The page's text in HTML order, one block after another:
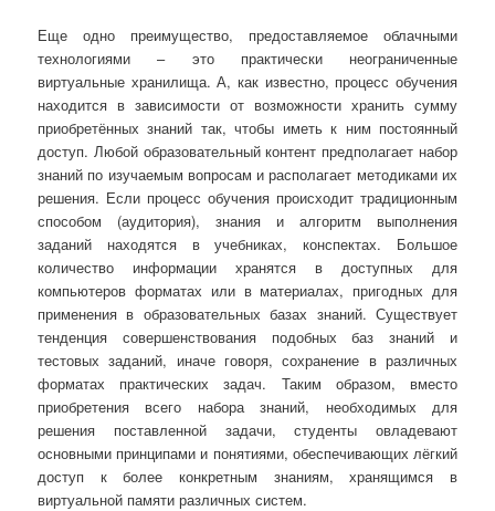
Еще одно преимущество, предоставляемое облачными
технологиями – это практически неограниченные
виртуальные хранилища. А, как известно, процесс обучения
находится в зависимости от возможности хранить сумму
приобретённых знаний так, чтобы иметь к ним постоянный
доступ. Любой образовательный контент предполагает набор
знаний по изучаемым вопросам и располагает методиками их
решения. Если процесс обучения происходит традиционным
способом (аудитория), знания и алгоритм выполнения
заданий находятся в учебниках, конспектах. Большое
количество информации хранятся в доступных для
компьютеров форматах или в материалах, пригодных для
применения в образовательных базах знаний. Существует
тенденция совершенствования подобных баз знаний и
тестовых заданий, иначе говоря, сохранение в различных
форматах практических задач. Таким образом, вместо
приобретения всего набора знаний, необходимых для
решения поставленной задачи, студенты овладевают
основными принципами и понятиями, обеспечивающих лёгкий
доступ к более конкретным знаниям, хранящимся в
виртуальной памяти различных систем.